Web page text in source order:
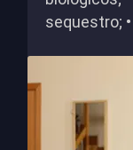
sequestro;